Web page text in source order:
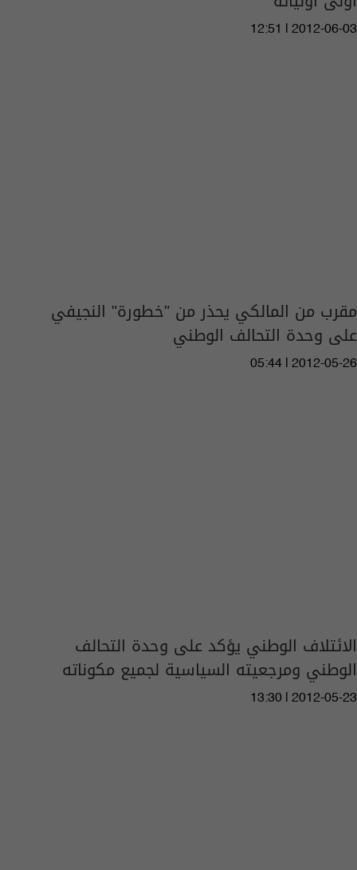
12:51 | 2012-06-03
مقرب من المالكي يحذر من "خطورة" النجيفي
على وحدة التحالف الوطني
05:44 | 2012-05-26
الائتلاف الوطني يؤكد على وحدة التحالف
الوطني ومرجعيته السياسية لجميع مكوناته
13:30 | 2012-05-23